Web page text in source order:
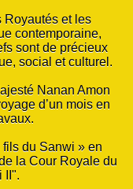
Royautés et les
contemporaine,
sont de précieux
social et culturel.
Nanan Amon
d’un mois en
du Sanwi » en
la Cour Royale du
II".